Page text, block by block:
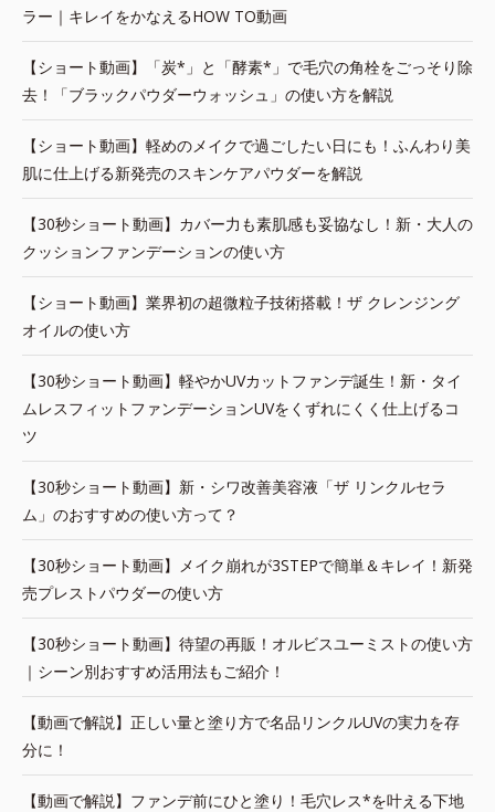
ラー｜キレイをかなえるHOW TO動画
【ショート動画】「炭*」と「酵素*」で毛穴の角栓をごっそり除
去！「ブラックパウダーウォッシュ」の使い方を解説
【ショート動画】軽めのメイクで過ごしたい日にも！ふんわり美
肌に仕上げる新発売のスキンケアパウダーを解説
【30秒ショート動画】カバー力も素肌感も妥協なし！新・大人の
クッションファンデーションの使い方
【ショート動画】業界初の超微粒子技術搭載！ザ クレンジング
オイルの使い方
【30秒ショート動画】軽やかUVカットファンデ誕生！新・タイ
ムレスフィットファンデーションUVをくずれにくく仕上げるコ
ツ
【30秒ショート動画】新・シワ改善美容液「ザ リンクルセラ
ム」のおすすめの使い方って？
【30秒ショート動画】メイク崩れが3STEPで簡単＆キレイ！新発
売プレストパウダーの使い方
【30秒ショート動画】待望の再販！オルビスユーミストの使い方
｜シーン別おすすめ活用法もご紹介！
【動画で解説】正しい量と塗り方で名品リンクルUVの実力を存
分に！
【動画で解説】ファンデ前にひと塗り！毛穴レス*を叶える下地